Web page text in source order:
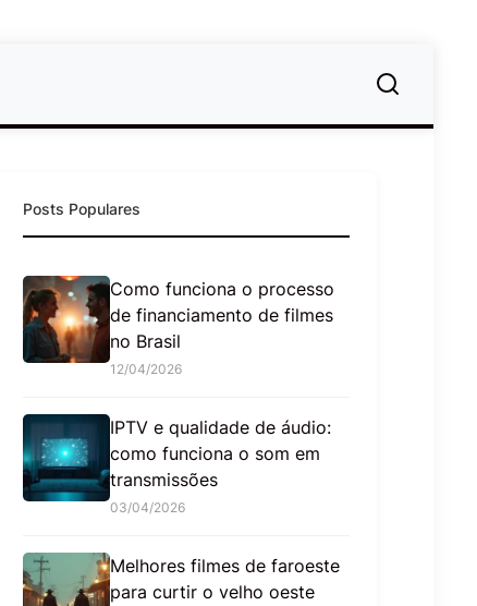
Posts Populares
Como funciona o processo
de financiamento de filmes
no Brasil
12/04/2026
IPTV e qualidade de áudio:
como funciona o som em
transmissões
03/04/2026
Melhores filmes de faroeste
para curtir o velho oeste